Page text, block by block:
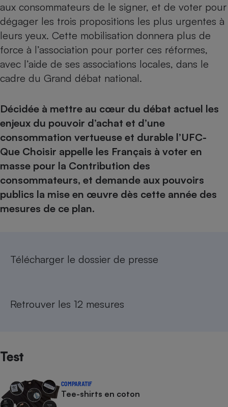
aux consommateurs de le signer, et de voter pour
dégager les trois propositions les plus urgentes à
leurs yeux. Cette mobilisation donnera plus de
force à l’association pour porter ces réformes,
avec l’aide de ses associations locales, dans le
cadre du Grand débat national.
Décidée à mettre au cœur du débat actuel les
enjeux du pouvoir d’achat et d’une
consommation vertueuse et durable l’UFC-
Que Choisir appelle les Français à voter en
masse pour la Contribution des
consommateurs, et demande aux pouvoirs
publics la mise en œuvre dès cette année des
mesures de ce plan.
Télécharger le dossier de presse
Retrouver les 12 mesures
Test
COMPARATIF
Tee-shirts en coton